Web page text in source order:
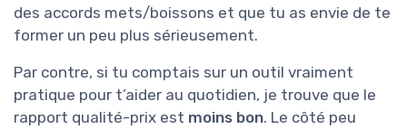
des accords mets/boissons et que tu as envie de te
former un peu plus sérieusement.
Par contre, si tu comptais sur un outil vraiment
pratique pour t’aider au quotidien, je trouve que le
rapport qualité-prix est moins bon. Le côté peu